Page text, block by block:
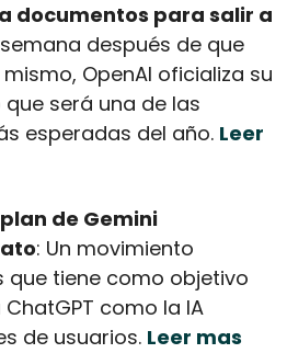
documentos para salir a
después de que
OpenAI oficializa su
que será una de las
esperadas del año. Leer
de Gemini
: Un movimiento
que tiene como objetivo
como la IA
de usuarios. Leer mas